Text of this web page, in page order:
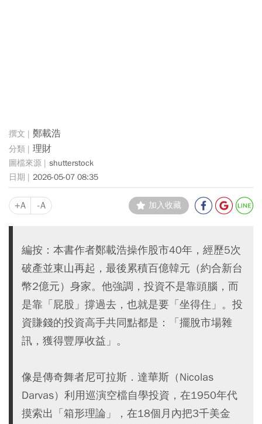
鄭載浩
理財
shutterstock
2026-05-07 08:35
+A -A 加入收藏
編按：本書作者鄭載浩操作股市40年，經歷5次
破產並東山再起，最後累積百億韓元（約合新台
幣2億元）身家。他強調，投資不是靠頭腦，而
是靠「屁股」撐過去，也就是要「坐得住」。投
資賺錢的投資高手共同點都是：「擺脫市場雜
訊，獲得豐厚收益」。
像是傳奇舞者尼可拉斯．達華斯（Nicolas
Darvas）利用巡演空檔自學投資，在1950年代
摸索出「箱形理論」，在18個月內把3千美金